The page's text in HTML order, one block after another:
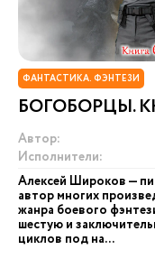
ФАНТАСТИКА. ФЭНТЕЗИ
БОГОБОРЦЫ.
Автор:
Исполнители:
Алексей Широков —
автор многих
жанра боевого
шестую и
циклов под на...